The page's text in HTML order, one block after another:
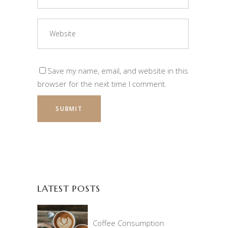
Save my name, email, and website in this
browser for the next time I comment.
LATEST POSTS
Coffee Consumption